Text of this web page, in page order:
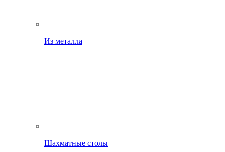
Из металла
Шахматные столы